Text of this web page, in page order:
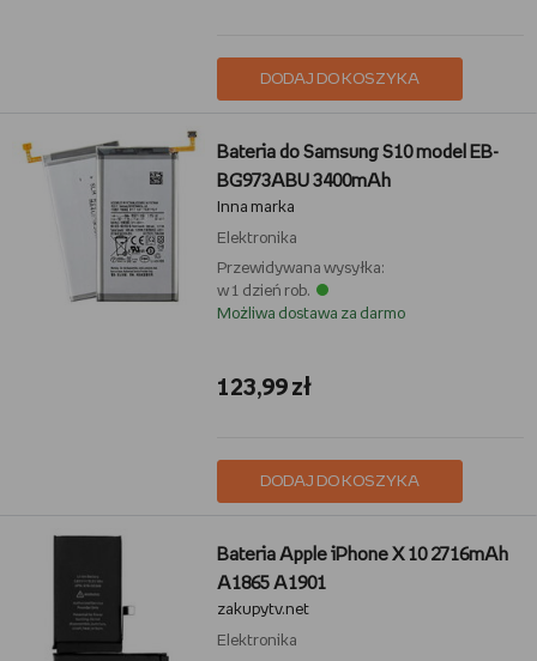
DODAJ DO KOSZYKA
Bateria do Samsung S10 model EB-
BG973ABU 3400mAh
Inna marka
Elektronika
Przewidywana wysyłka:
w 1 dzień rob.
Możliwa dostawa za darmo
123,99 zł
DODAJ DO KOSZYKA
Bateria Apple iPhone X 10 2716mAh
A1865 A1901
zakupytv.net
Elektronika